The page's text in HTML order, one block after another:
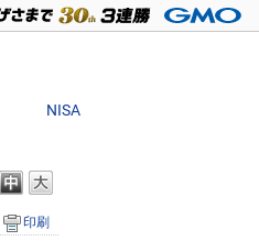
NISA
印刷